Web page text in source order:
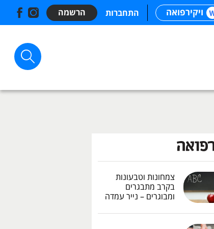
ויקירפואה התחברות הרשמה
צמחונות וטבעונות
בקרב מתבגרים
ומבוגרים – נייר עמדה